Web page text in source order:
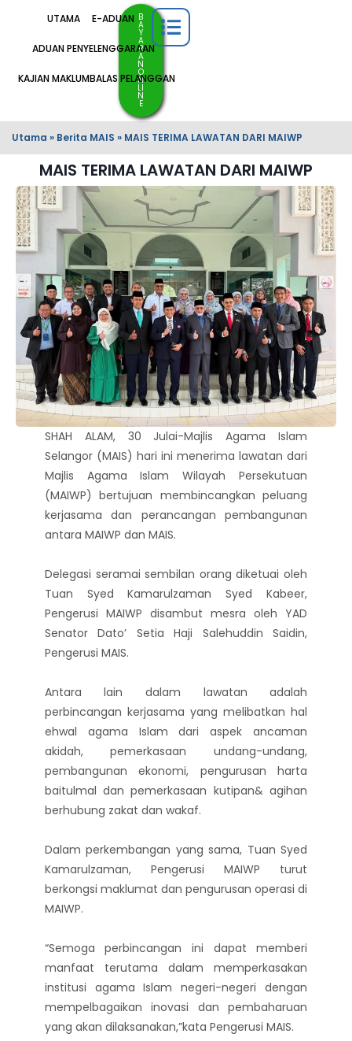
UTAMA E-ADUAN
ADUAN PENYELENGGARAAN
KAJIAN MAKLUMBALAS PELANGGAN
B
A
Y
A
R
A
N
O
N
LI
N
E
Utama » Berita MAIS » MAIS TERIMA LAWATAN DARI MAIWP
MAIS TERIMA LAWATAN DARI MAIWP
SHAH ALAM, 30 Julai-Majlis Agama Islam
Selangor (MAIS) hari ini menerima lawatan dari
Majlis Agama Islam Wilayah Persekutuan
(MAIWP) bertujuan membincangkan peluang
kerjasama dan perancangan pembangunan
antara MAIWP dan MAIS.
Delegasi seramai sembilan orang diketuai oleh
Tuan Syed Kamarulzaman Syed Kabeer,
Pengerusi MAIWP disambut mesra oleh YAD
Senator Dato’ Setia Haji Salehuddin Saidin,
Pengerusi MAIS.
Antara lain dalam lawatan adalah
perbincangan kerjasama yang melibatkan hal
ehwal agama Islam dari aspek ancaman
akidah, pemerkasaan undang-undang,
pembangunan ekonomi, pengurusan harta
baitulmal dan pemerkasaan kutipan& agihan
berhubung zakat dan wakaf.
Dalam perkembangan yang sama, Tuan Syed
Kamarulzaman, Pengerusi MAIWP turut
berkongsi maklumat dan pengurusan operasi di
MAIWP.
“Semoga perbincangan ini dapat memberi
manfaat terutama dalam memperkasakan
institusi agama Islam negeri-negeri dengan
mempelbagaikan inovasi dan pembaharuan
yang akan dilaksanakan,”kata Pengerusi MAIS.